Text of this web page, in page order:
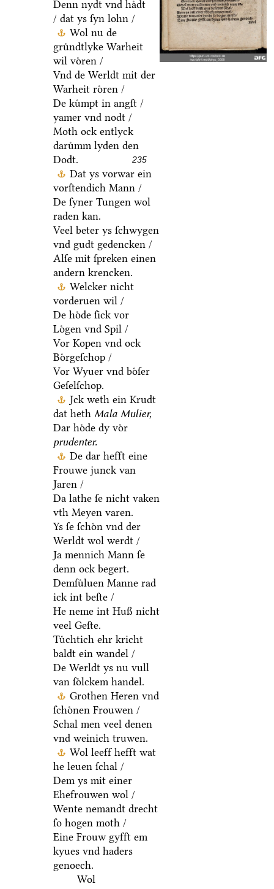
Denn nydt vnd haͤdt
/ dat ys ſyn lohn /
Wol nu de
gruͤndtlyke Warheit
wil voͤren /
Vnd de Werldt mit der
Warheit roͤren /
De kuͤmpt in angſt /
yamer vnd nodt /
Moth ock entlyck
daruͤmm lyden den
Dodt.
235
Dat ys vorwar ein
vorſtendich Mann /
De ſyner Tungen wol
raden kan.
Veel beter ys ſchwygen
vnd gudt gedencken /
Alſe mit ſpreken einen
andern krencken.
Welcker nicht
vorderuen wil /
De hoͤde ſick vor
Loͤgen vnd Spil /
Vor Kopen vnd ock
Boͤrgeſchop /
Vor Wyuer vnd boͤſer
Geſelſchop.
Jck weth ein Krudt
dat heth Mala Mulier,
Dar hoͤde dy voͤr
prudenter.
De dar hefft eine
Frouwe junck van
Jaren /
Da lathe ſe nicht vaken
vth Meyen varen.
Ys ſe ſchoͤn vnd der
Werldt wol werdt /
Ja mennich Mann ſe
denn ock begert.
Demſuͤluen Manne rad
ick int beſte /
He neme int Huß nicht
veel Geſte.
Tuͤchtich ehr kricht
baldt ein wandel /
De Werldt ys nu vull
van ſoͤlckem handel.
Grothen Heren vnd
ſchoͤnen Frouwen /
Schal men veel denen
vnd weinich truwen.
Wol leeff hefft wat
he leuen ſchal /
Dem ys mit einer
Ehefrouwen wol /
Wente nemandt drecht
ſo hogen moth /
Eine Frouw gyfft em
kyues vnd haders
genoech.
Wol